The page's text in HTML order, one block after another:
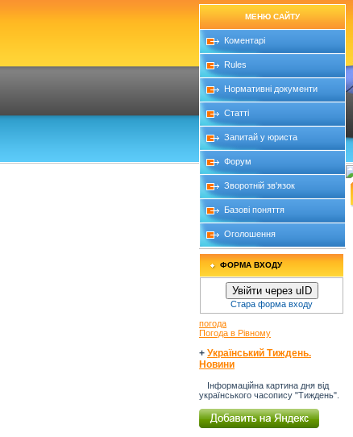
МЕНЮ САЙТУ
Коментарі
Rules
Нормативні документи
Статті
Запитай у юриста
Форум
Зворотній зв'язок
Базові поняття
Оголошення
ФОРМА ВХОДУ
Увійти через uID
Стара форма входу
погода
Погода в Рівному
+ Український Тиждень.
Новини
Інформаційна картина дня від
українського часопису "Тиждень".